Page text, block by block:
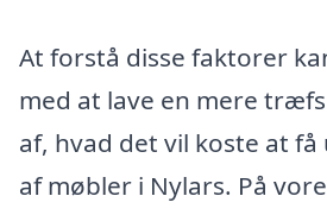
At forstå disse faktorer
med at lave en mere
af, hvad det vil koste at
af møbler i Nylars. På